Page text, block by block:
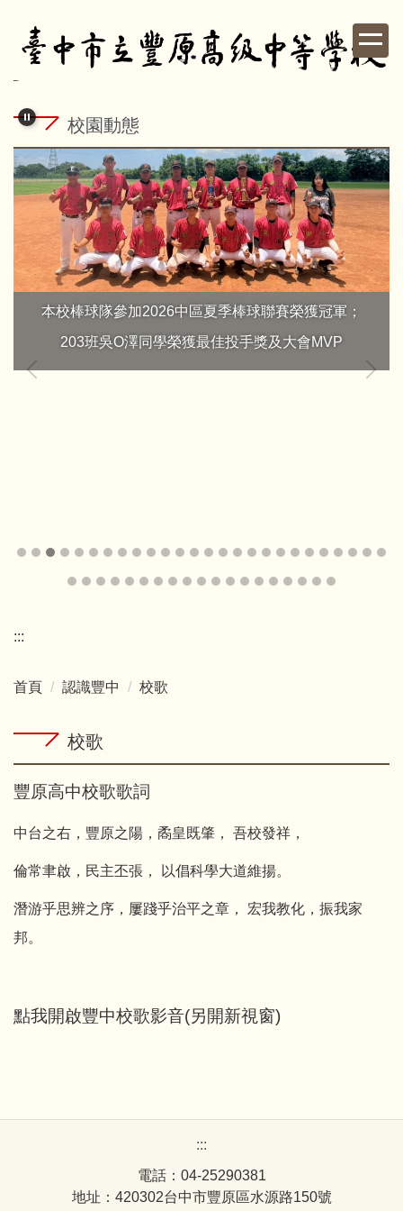
要
容
區
校園動態
本校棒球隊參加2026中區夏季棒球聯賽榮獲冠軍；
203班吳O澤同學榮獲最佳投手獎及大會MVP
:::
首頁 認識豐中 校歌
校歌
豐原高中校歌歌詞
中台之右，豐原之陽，矞皇既肇， 吾校發祥，
倫常聿啟，民主丕張， 以倡科學大道維揚。
潛游乎思辨之序，屢踐乎治平之章， 宏我教化，振我家
邦。
點我開啟豐中校歌影音(另開新視窗)
:::
電話：04-25290381
地址：420302台中市豐原區水源路150號